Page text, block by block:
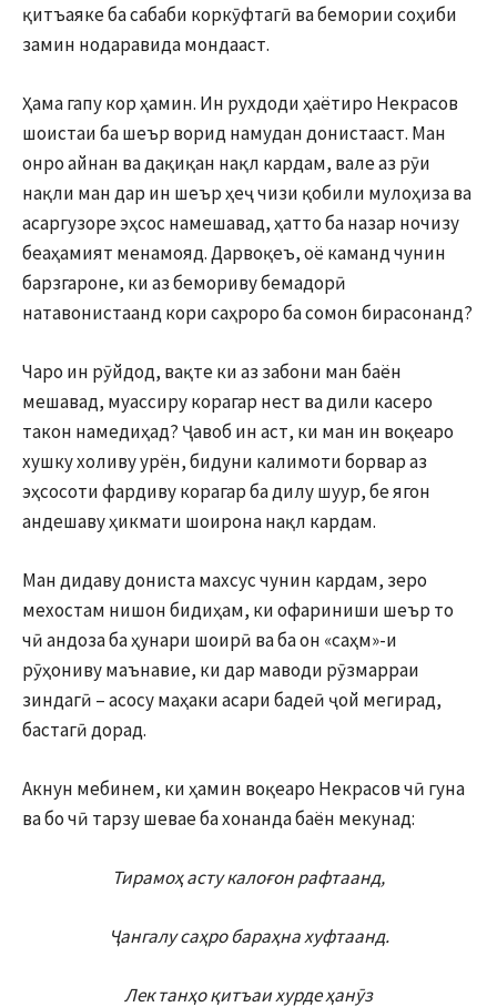
қитъаяке ба сабаби коркӯфтагӣ ва бемории соҳиби
замин нодаравида мондааст.
Ҳама гапу кор ҳамин. Ин рухдоди ҳаётиро Некрасов
шоистаи ба шеър ворид намудан донистааст. Ман
онро айнан ва дақиқан нақл кардам, вале аз рӯи
нақли ман дар ин шеър ҳеҷ чизи қобили мулоҳиза ва
асаргузоре эҳсос намешавад, ҳатто ба назар ночизу
беаҳамият менамояд. Дарвоқеъ, оё каманд чунин
барзгароне, ки аз бемориву бемадорӣ
натавонистаанд кори саҳроро ба сомон бирасонанд?
Чаро ин рӯйдод, вақте ки аз забони ман баён
мешавад, муассиру корагар нест ва дили касеро
такон намедиҳад? Ҷавоб ин аст, ки ман ин воқеаро
хушку холиву урён, бидуни калимоти борвар аз
эҳсосоти фардиву корагар ба дилу шуур, бе ягон
андешаву ҳикмати шоирона нақл кардам.
Ман дидаву дониста махсус чунин кардам, зеро
мехостам нишон бидиҳам, ки офариниши шеър то
чӣ андоза ба ҳунари шоирӣ ва ба он «саҳм»-и
рӯҳониву маънавие, ки дар маводи рӯзмарраи
зиндагӣ – асосу маҳаки асари бадеӣ ҷой мегирад,
бастагӣ дорад.
Акнун мебинем, ки ҳамин воқеаро Некрасов чӣ гуна
ва бо чӣ тарзу шевае ба хонанда баён мекунад:
Тирамоҳ асту калоғон рафтаанд,
Ҷангалу саҳро бараҳна хуфтаанд.
Лек танҳо қитъаи хурде ҳанӯз